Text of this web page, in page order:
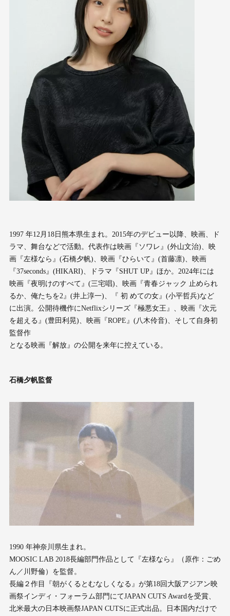
1997 年12⽉18⽇熊本県⽣まれ。2015年のデビュー以降、映画、ド
ラマ、舞台などで活動。代表作は映画『ソワレ』(外⼭⽂治)、映
画『左様なら』(⽯橋⼣帆)、映画『ひらいて』(⾸藤凛)、映画
『37seconds』(HIKARI)、ドラマ『SHUT UP』ほか。2024年には
映画『夜明けのすべて』(三宅唱)、映画『⻘春ジャック ⽌められ
るか、俺たちを2』(井上淳⼀)、『 初 めての⼥』(⼩平哲兵)など
に出演。公開待機作にNetflixシリーズ『極悪⼥王』、映画『次元
を超える』(豊⽥利晃)、映画『ROPE』(⼋⽊伶⾳)、そして⾃⾝初
監督作
となる映画『解放』の公開を来年に控えている。
⽯橋⼣帆監督
1990 年神奈川県⽣まれ。
MOOSIC LAB 2018⻑編部⾨作品として『左様なら』（原作：ごめ
ん／川野倫）を監督。
⻑編２作⽬『朝がくるとむなしくなる』が第18回⼤阪アジアン映
画祭インディ・フォーラム部⾨にてJAPAN CUTS Awardを受賞、
北⽶最⼤の⽇本映画祭JAPAN CUTSに正式出品。⽇本国内だけで